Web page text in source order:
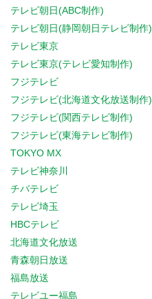
テレビ朝日(ABC制作)
テレビ朝日(静岡朝日テレビ制作)
テレビ東京
テレビ東京(テレビ愛知制作)
フジテレビ
フジテレビ(北海道文化放送制作)
フジテレビ(関西テレビ制作)
フジテレビ(東海テレビ制作)
TOKYO MX
テレビ神奈川
チバテレビ
テレビ埼玉
HBCテレビ
北海道文化放送
青森朝日放送
福島放送
テレビユー福島